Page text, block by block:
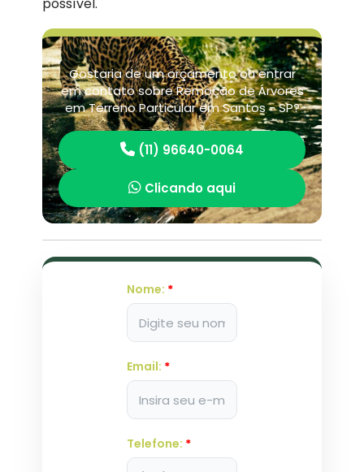
Gostaria de um orçamento ou entrar
em contato sobre Remoção de Árvores
em Terreno Particular em Santos - SP?
(11) 96640-0064
Clicando aqui
Nome: *
Email: *
Telefone: *